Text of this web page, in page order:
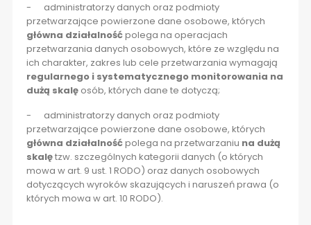
- administratorzy danych oraz podmioty
przetwarzające powierzone dane osobowe, których
główna działalnośćpolega na operacjach
przetwarzania danych osobowych, które ze względu na
ich charakter, zakres lub cele przetwarzania wymagają
regularnego i systematycznego monitorowania na
dużą skalęosób, których dane te dotyczą;
- administratorzy danych oraz podmioty
przetwarzające powierzone dane osobowe, których
główna działalnośćpolega na przetwarzaniu na dużą
skalętzw. szczególnych kategorii danych (o których
mowa w art. 9 ust. 1 RODO) oraz danych osobowych
dotyczących wyroków skazujących i naruszeń prawa (o
których mowa w art. 10 RODO).